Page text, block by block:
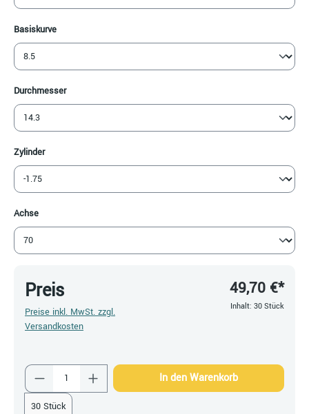
Basiskurveauswählen
Durchmesserauswählen
Zylinderauswählen
Achseauswählen
Preis
Preise inkl. MwSt. zzgl.
Versandkosten
49,70 €*
Inhalt: 30 Stück
Produkt Anzahl: Gib den gewünschten Wert
30 Stück
In den Warenkorb